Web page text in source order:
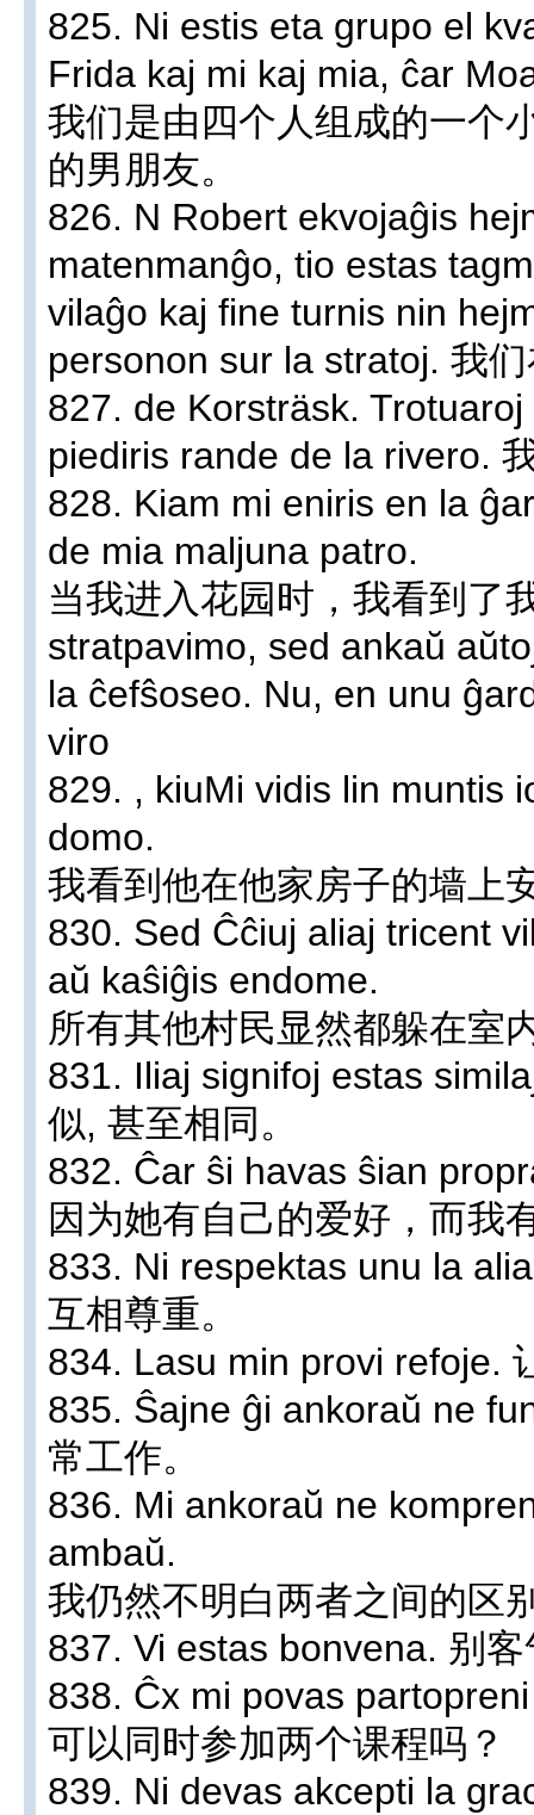
825. Ni estis eta grupo el
Frida kaj mi kaj mia, ĉar
我们是由四个人组成的一个
的男朋友。
826. N Robert ekvojaĝis
matenmanĝo, tio estas
vilaĝo kaj fine turnis nin
personon sur la stratoj. 我
827. de Korsträsk.
piediris rande de la rivero.
828. Kiam mi eniris en la
de mia maljuna patro.
当我进入花园时，我看到了
stratpavimo, sed ankaŭ
la ĉefŝoseo. Nu, en unu
viro
829. , kiuMi vidis lin muntis
domo.
我看到他在他家房子的墙上
830. Sed Ĉĉiuj aliaj tricent
aŭ kaŝiĝis endome.
所有其他村民显然都躲在室
831. Iliaj signifoj estas
似, 甚至相同。
832. Ĉar ŝi havas ŝian
因为她有自己的爱好，而我
833. Ni respektas unu la
互相尊重。
834. Lasu min provi refoje.
835. Ŝajne ĝi ankoraŭ ne
常工作。
836. Mi ankoraŭ ne
ambaŭ.
我仍然不明白两者之间的区
837. Vi estas bonvena. 别客
838. Ĉx mi povas
可以同时参加两个课程吗？
839. Ni devas akcepti la